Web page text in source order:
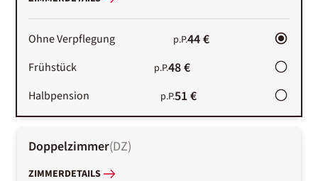
Ohne Verpflegung p.P.44 €
Frühstück p.P.48 €
Halbpension p.P.51 €
Doppelzimmer(DZ)
ZIMMERDETAILS